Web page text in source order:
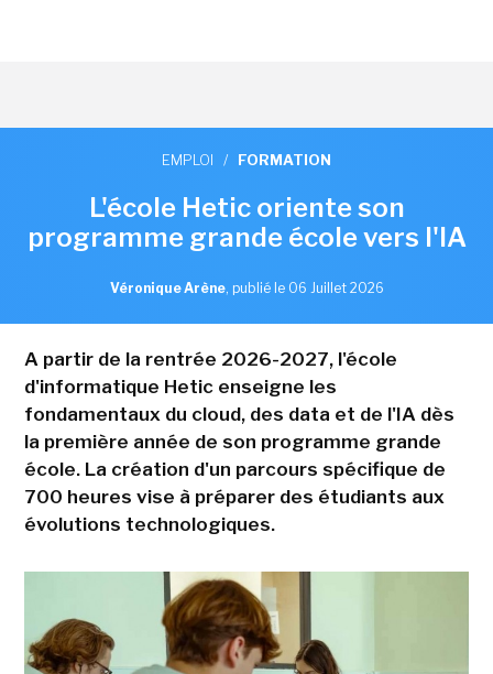
EMPLOI / FORMATION
L'école Hetic oriente son
programme grande école vers l'IA
Véronique Arène, publié le 06 Juillet 2026
A partir de la rentrée 2026-2027, l'école
d'informatique Hetic enseigne les
fondamentaux du cloud, des data et de l'IA dès
la première année de son programme grande
école. La création d'un parcours spécifique de
700 heures vise à préparer des étudiants aux
évolutions technologiques.